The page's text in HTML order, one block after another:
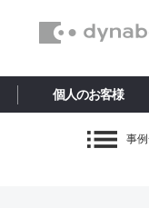
個人のお客様
事